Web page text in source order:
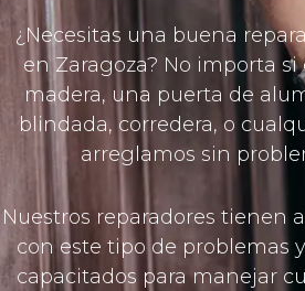
¿Necesitas una buena
en Zaragoza? No importa
madera, una puerta de
blindada, corredera, o
arreglamos sin
Nuestros reparadores tienen
con este tipo de problemas
capacitados para manejar